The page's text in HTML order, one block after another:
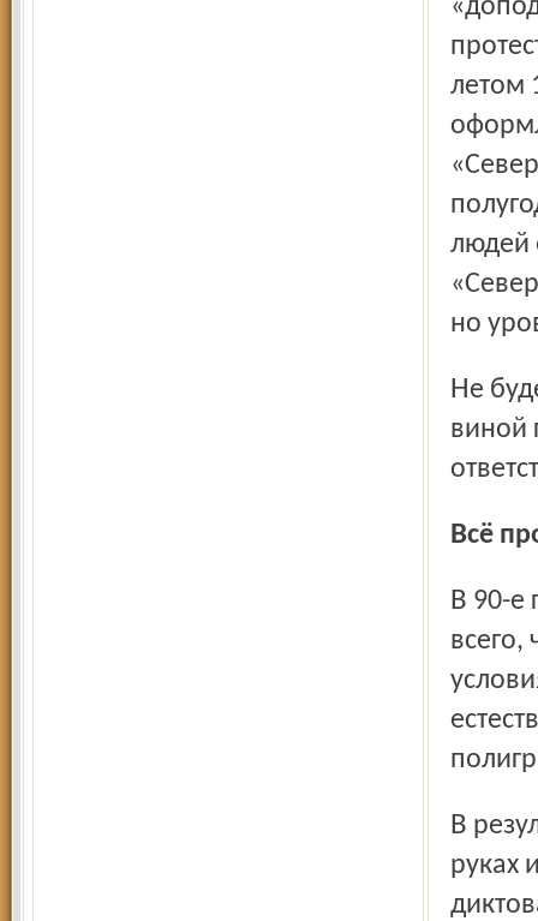
летом
людей
но
Не будем считать эту ситуацию прямой и сознательной
виной
Всё
В 90-е годы в суперсжатые сроки прошла приватизация
всего,
В результате целлюлозно-бумажная отрасль оказалась в
руках